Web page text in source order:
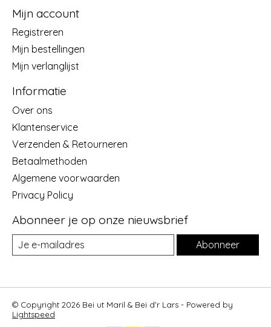
Mijn account
Registreren
Mijn bestellingen
Mijn verlanglijst
Informatie
Over ons
Klantenservice
Verzenden & Retourneren
Betaalmethoden
Algemene voorwaarden
Privacy Policy
Abonneer je op onze nieuwsbrief
Abonneer
© Copyright 2026 Bei ut Maril & Bei d'r Lars - Powered by
Lightspeed